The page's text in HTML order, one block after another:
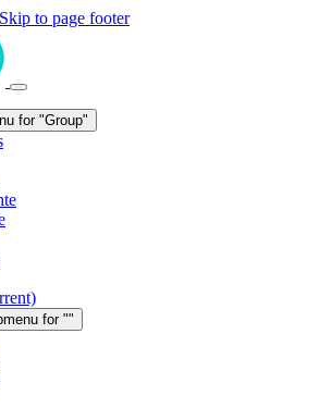
Skip to page footer
for "Group"
for ""